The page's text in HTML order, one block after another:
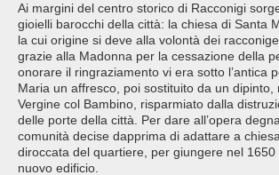
Ai margini del centro storico di Racconigi
gioielli barocchi della città: la chiesa di Santa
la cui origine si deve alla volontà dei
grazie alla Madonna per la cessazione della
onorare il ringraziamento vi era sotto l’antica
Maria un affresco, poi sostituito da un dipinto,
Vergine col Bambino, risparmiato dalla
delle porte della città. Per dare all’opera
comunità decise dapprima di adattare a
diroccata del quartiere, per giungere nel 1650
nuovo edificio.